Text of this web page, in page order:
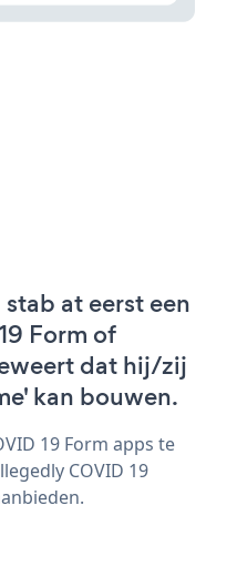
at eerst een
Form of
dat hij/zij
kan bouwen.
19 Form apps te
COVID 19